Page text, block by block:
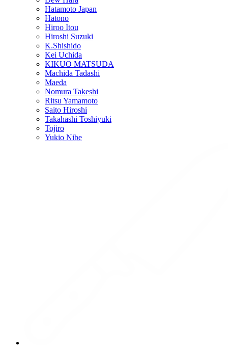
Hatamoto Japan
Hatono
Hiroo Itou
Hiroshi Suzuki
K.Shishido
Kei Uchida
KIKUO MATSUDA
Machida Tadashi
Maeda
Nomura Takeshi
Ritsu Yamamoto
Saito Hiroshi
Takahashi Toshiyuki
Tojiro
Yukio Nibe